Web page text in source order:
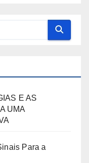
E AS
UMA
Para a